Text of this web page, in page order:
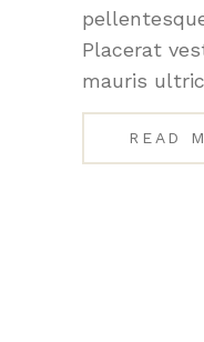
Placerat
mauris
READ